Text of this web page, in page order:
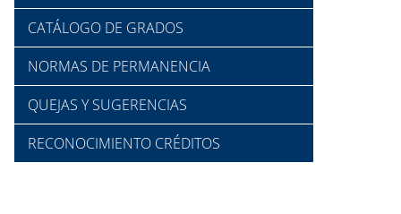
CATÁLOGO DE GRADOS
NORMAS DE PERMANENCIA
QUEJAS Y SUGERENCIAS
RECONOCIMIENTO CRÉDITOS